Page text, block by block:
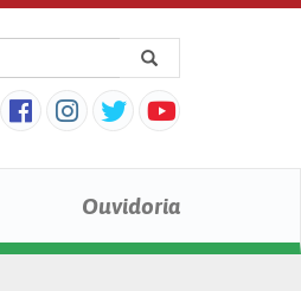
Ouvidoria